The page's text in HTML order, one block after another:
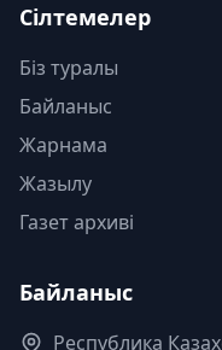
Сілтемелер
Біз туралы
Байланыс
Жарнама
Жазылу
Газет архиві
Байланыс
Республика